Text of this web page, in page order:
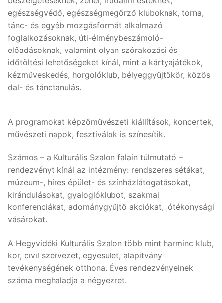
egészségvédő, egészségmegőrző kluboknak, torna,
tánc- és egyéb mozgásformát alkalmazó
foglalkozásoknak, úti-élménybeszámoló-
előadásoknak, valamint olyan szórakozási és
időtöltési lehetőségeket kínál, mint a kártyajátékok,
kézműveskedés, horgolóklub, bélyeggyűjtőkör, közös
dal- és tánctanulás.
A programokat képzőművészeti kiállítások, koncertek,
művészeti napok, fesztiválok is színesítik.
Számos – a Kulturális Szalon falain túlmutató –
rendezvényt kínál az intézmény: rendszeres sétákat,
múzeum-, híres épület- és színházlátogatásokat,
kirándulásokat, gyaloglóklubot, szakmai
konferenciákat, adománygyűjtő akciókat, jótékonysági
vásárokat.
A Hegyvidéki Kulturális Szalon több mint harminc klub,
kör, civil szervezet, egyesület, alapítvány
tevékenységének otthona. Éves rendezvényeinek
száma meghaladja a négyezret.